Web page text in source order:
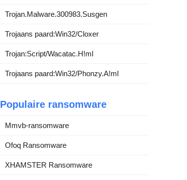
Trojan.Malware.300983.Susgen
Trojaans paard:Win32/Cloxer
Trojan:Script/Wacatac.H!ml
Trojaans paard:Win32/Phonzy.A!ml
Populaire ransomware
Mmvb-ransomware
Ofoq Ransomware
XHAMSTER Ransomware